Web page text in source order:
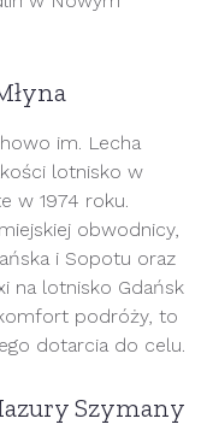
im. Lecha
lotnisko w
w 1974 roku.
obwodnicy,
i Sopotu oraz
na lotnisko Gdańsk
podróży, to
dotarcia do celu.
Szymany